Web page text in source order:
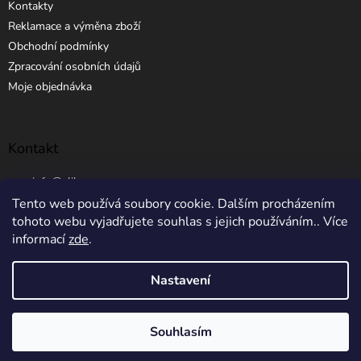
Tento web používá soubory cookie. Dalším procházením
tohoto webu vyjadřujete souhlas s jejich používáním.. Více
informacízde.
Nastavení
Souhlasím
Kontakty
Reklamace a výměna zboží
Obchodní podmínky
Zpracování osobních údajů
Moje objednávka
Kontakt
info @ elibros.cz
+420 734 184 444
eLibros.cz. Všechna práva vyhrazena.
5% SLEVA NA PRVNÍ NÁKUP